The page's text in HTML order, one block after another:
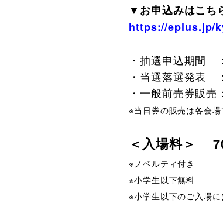
▼お申込みはこち
https://eplus.jp/
・抽選申込期間
・当選落選発表
・一般前売券販
※当日券の販売は各会
＜入場料＞
※ノベルティ付き
※小学生以下無料
※小学生以下のご入場